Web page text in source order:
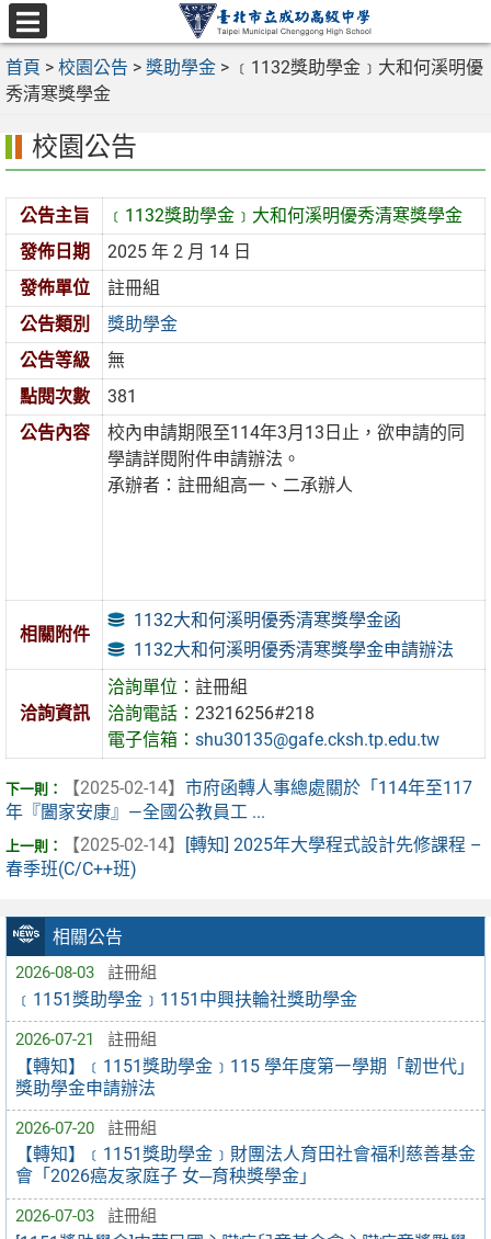
跳
至
主
要
區
選
單
首頁 > 校園公告 > 獎助學金 > ﹝1132獎助學金﹞大和何溪明優
秀清寒獎學金
相關公告
2026-08-03 註冊組
﹝1151獎助學金﹞1151中興扶輪社獎助學金
2026-07-21 註冊組
【轉知】﹝1151獎助學金﹞115 學年度第㇐學期「韌世代」
獎助學金申請辦法
2026-07-20 註冊組
【轉知】﹝1151獎助學金﹞財團法人育田社會福利慈善基金
會「2026癌友家庭子 女─育秧獎學金」
2026-07-03 註冊組
校園公告
公告主旨
﹝1132獎助學金﹞大和何溪明優秀清寒獎學金
發佈日期
2025 年 2 月 14 日
發佈單位
註冊組
公告類別
獎助學金
公告等級
無
點閱次數
381
公告內容
校內申請期限至114年3月13日止，欲申請的同
學請詳閱附件申請辦法。
承辦者：註冊組高一、二承辦人
相關附件
1132大和何溪明優秀清寒獎學金函
1132大和何溪明優秀清寒獎學金申請辦法
洽詢資訊
洽詢單位：註冊組
洽詢電話：23216256#218
電子信箱：shu30135@gafe.cksh.tp.edu.tw
【2025-02-14】 市府函轉人事總處關於「114年至117
年『闔家安康』—全國公教員工 ...
【2025-02-14】
[轉知] 2025年大學程式設計先修課程 –
春季班(C/C++班)